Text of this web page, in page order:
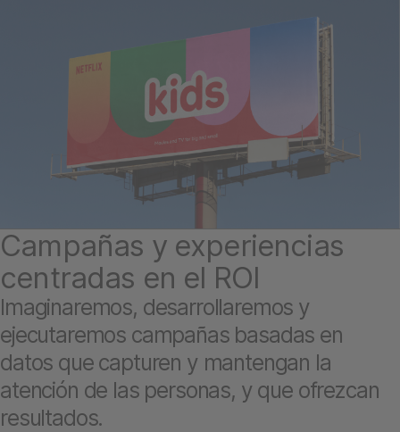
Campañas y experiencias
centradas en el ROI
Imaginaremos, desarrollaremos y
ejecutaremos campañas basadas en
datos que capturen y mantengan la
atención de las personas, y que ofrezcan
resultados.